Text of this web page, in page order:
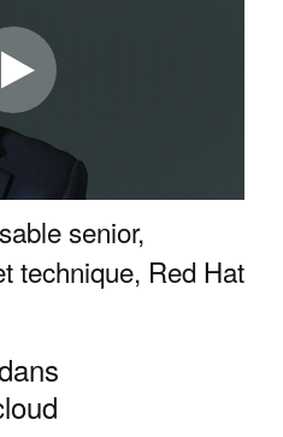
senior,
technique, Red Hat